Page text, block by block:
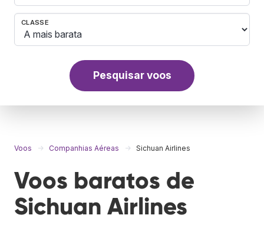
CLASSE
Pesquisar voos
Voos Companhias Aéreas Sichuan Airlines
Voos baratos de
Sichuan Airlines